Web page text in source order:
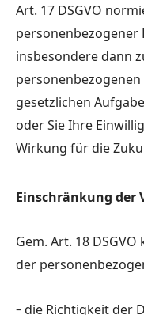
Art. 17 DSGVO
personenbezogener
insbesondere dann
gesetzlichen
oder Sie Ihre
Wirkung für die
Einschränkung der
Gem. Art. 18
der
– die Richtigkeit der